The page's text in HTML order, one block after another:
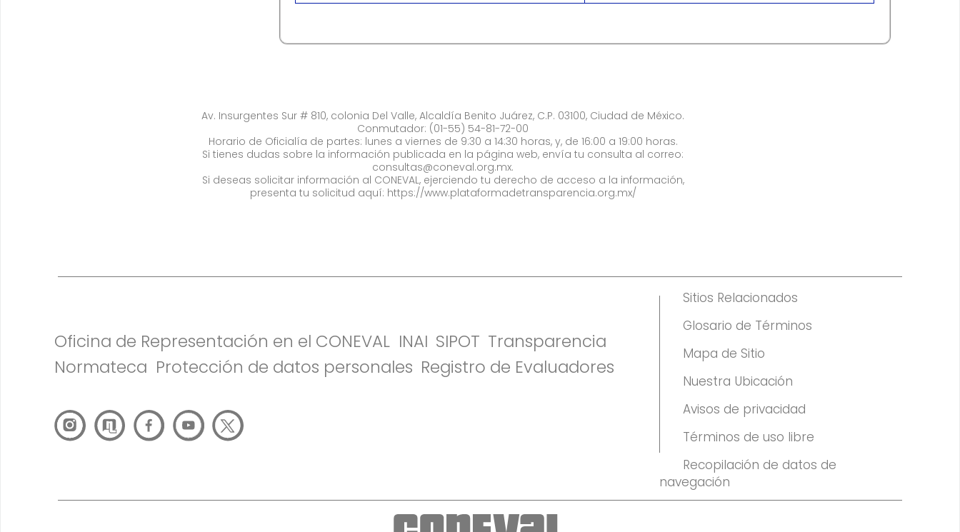
Av. Insurgentes Sur # 810, colonia Del Valle, Alcaldía Benito Juárez, C.P. 03100, Ciudad de México.
Conmutador: (01-55) 54-81-72-00
Horario de Oficialía de partes: lunes a viernes de 9:30 a 14:30 horas, y, de 16:00 a 19:00 horas.
Si tienes dudas sobre la información publicada en la página web, envía tu consulta al correo:
consultas@coneval.org.mx.
Si deseas solicitar información al CONEVAL, ejerciendo tu derecho de acceso a la información,
presenta tu solicitud aquí: https://www.plataformadetransparencia.org.mx/
Oficina de Representación en el CONEVAL INAI SIPOT Transparencia
Normateca Protección de datos personales Registro de Evaluadores
Sitios Relacionados
Glosario de Términos
Mapa de Sitio
Nuestra Ubicación
Avisos de privacidad
Términos de uso libre
Recopilación de datos de
navegación